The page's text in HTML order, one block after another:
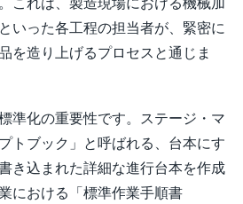
いった各工程の担当者が、緊密に
を造り上げるプロセスと通じま
準化の重要性です。ステージ・マ
トブック」と呼ばれる、台本にす
き込まれた詳細な進行台本を作成
における「標準作業手順書